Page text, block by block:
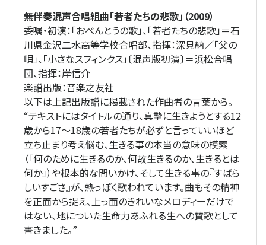
無伴奏混声合唱組曲「若者たちの悲歌」（2009）
委嘱・初演：「おべんとうの歌」、「若者たちの悲歌」＝石
川県金沢二水高等学校合唱部、指揮：深見納／「父の
唄」、「小さなスフィンクス」〔混声版初演〕＝浜松合唱
団、指揮：岸信介
楽譜出版：音楽之友社
以下は上記出版譜に掲載された作曲者の言葉から。
“テキストにはタイトルの通り、真摯に生きようとする12
歳から17～18歳の若者たちが必ずと言っていいほど
立ち止まり考え悩む、生きる事の本当の意味の模索
（「何のために生きるのか、何故生きるのか、生きるとは
何か」）や根本的な問いかけ、そして生きる事の『すばら
しいすごさ』が、熱っぽく歌われています。曲もその精神
を正面から捉え、上っ面のきれいなメロディーだけで
はない、地についた生命力あふれる生への賛歌として
書きました。”